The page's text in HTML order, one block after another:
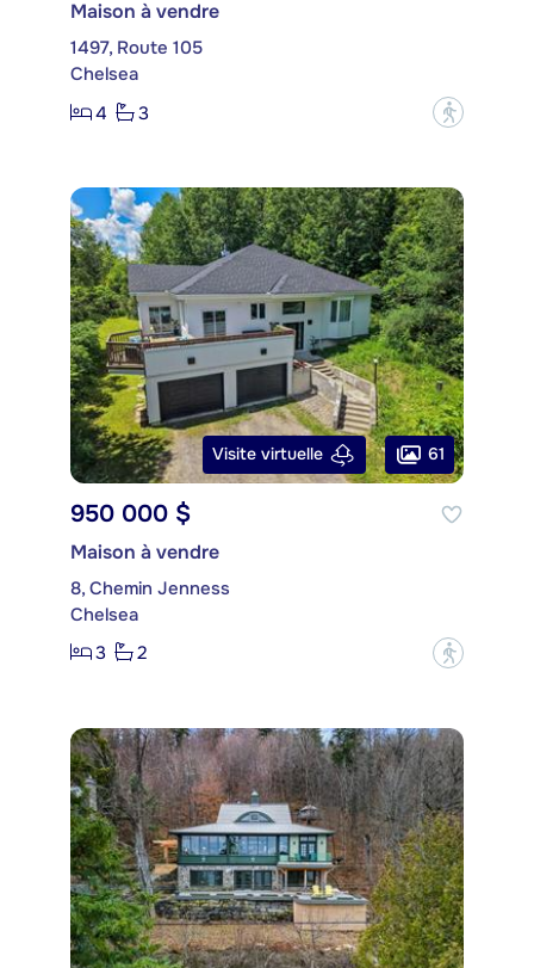
Maison à vendre
1497, Route 105
Chelsea
4
3 ?
Visite virtuelle 61
950 000 $
Maison à vendre
8, Chemin Jenness
Chelsea
3
2 ?